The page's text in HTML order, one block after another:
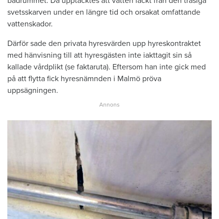
svetsskarven under en längre tid och orsakat omfattande
vattenskador.
Därför sade den privata hyresvärden upp hyreskontraktet
med hänvisning till att hyresgästen inte iakttagit sin så
kallade vårdplikt (se faktaruta). Eftersom han inte gick med
på att flytta fick hyresnämnden i Malmö pröva
uppsägningen.